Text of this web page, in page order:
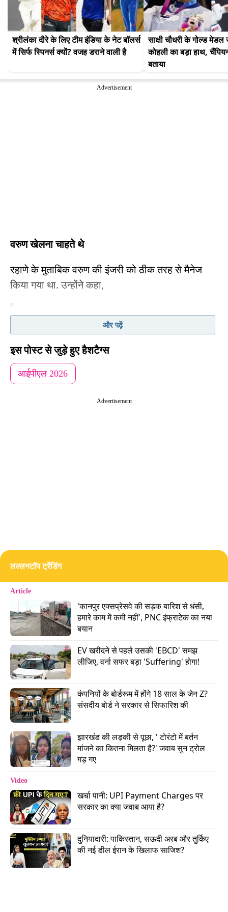
श्रीलंका दौरे के लिए टीम इंडिया के नेट बॉलर्स
में सिर्फ स्पिनर्स क्यों? वजह डराने वाली है
साक्षी चौधरी के गोल्ड मेडल
कोहली का बड़ा हाथ,
बताया
Advertisement
वरुण खेलना चाहते थे
रहाणे के मुताबिक वरुण की इंजरी को ठीक तरह से मैनेज
किया गया था. उन्होंने कहा,
हां, सेहत का ध्यान रखना और फिट रहना ज़रूरी है. आपकी
चोटें बढ़नी नहीं चाहिए. हम इस बारे में सोचते हैं. लेकिन
फिजियो को लगा कि उसकी चोट और नहीं बढ़ेगी.
यह भी पढ़ें-यौन शोषण के आरोपों के बीच RCB ने छोड़ा
साथ, यश दयाल ने क्या बताया?
रहाणे ने कहा कि दर्द के बावजूद खेलते रहने की चक्रवर्ती की
इच्छा टीम के लिए उनके समर्पण को दिखाती है. उन्होंने कहा,
वरुण खेलने के लिए उत्सुक थे. और इसका पूरा श्रेय उन्हें ही
जाता है. क्योंकि चोट लगने पर ही आप यह दिखाते हैं कि
आपके लिए टीम कितनी अहम है. वरुण पूरी तरह से तैयार थे.
हां, हमें उन्हें एक मैच में आराम देना पड़ा, क्योंकि उन्हें काफ़ी
दर्द हो रहा था. लेकिन उन्हें लगा कि वह खेल सकते हैं. यह
बात उन्होंने खुद ही कही थी. जब कोई खिलाड़ी कहता है कि
वह खेल सकता है, तो इससे फ़िज़ियो और टीम को एक
पॉजीटिव संदेश मिलता है कि वह खेलना चाहता है.
वरुण चकवर्ती के पास फिलहाल आराम का समय है. लीग
राउंड के बाद KKR की टीम सीजन से बाहर हो गई है. IPL के
बाद भी वह टीम इंडिया के साथ एक्शन में भी नहीं दिखेंगे. उन्हें
अफगानिस्तान के खिलाफ टेस्ट सीरीज और वनडे सीरीज के
लिए सेलेक्ट नहीं किया गया है.
वीडियो: ट्रैविस हेड की पत्नी ने विराट पर क्या आरोप
और पढ़ें
इस पोस्ट से जुड़े हुए हैशटैग्स
आईपीएल 2026
Advertisement
लल्लनटॉप ट्रेंडिंग
Article
'कानपुर एक्सप्रेसवे की सड़क बारिश से धंसी,
हमारे काम में कमी नहीं', PNC इंफ्राटेक का नया
बयान
EV खरीदने से पहले उसकी 'EBCD' समझ
लीजिए, वर्ना सफर बड़ा 'Suffering' होगा!
कंपनियों के बोर्डरूम में होंगे 18 साल के जेन Z?
संसदीय बोर्ड ने सरकार से सिफारिश की
झारखंड की लड़की से पूछा, ' टोरंटो में बर्तन
मांजने का कितना मिलता है?' जवाब सुन ट्रोल
गड़ गए
Video
खर्चा पानी: UPI Payment Charges पर
सरकार का क्या जवाब आया है?
दुनियादारी: पाकिस्तान, सऊदी अरब और तुर्किए
की नई डील ईरान के खिलाफ साजिश?